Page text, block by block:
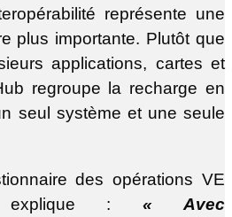
représente une
plus importante. Plutôt que
applications, cartes et
regroupe la recharge en
seul système et une seule
des opérations VE
: « Avec